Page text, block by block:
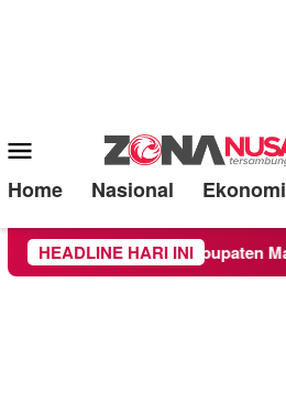
Mobile
Menu
Home Nasional Ekonomi
HEADLINE HARI INI
ke Wilayah Kabupaten Malang,